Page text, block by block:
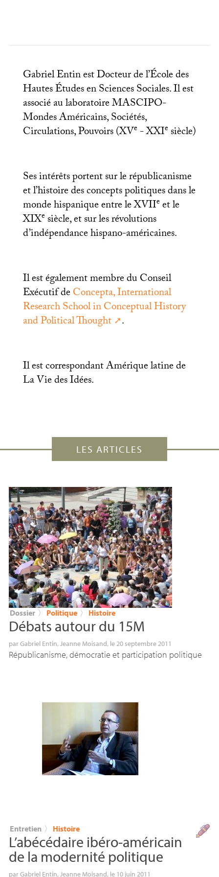
Gabriel Entin est Docteur de l’École des
Hautes Études en Sciences Sociales. Il est
associé au laboratoireMASCIPO-
Mondes Américains, Sociétés,
Circulations, Pouvoirs (XVe-XXIesiècle)
Ses intérêts portent sur le républicanisme
et l’histoire des concepts politiques dans le
monde hispanique entre leXVIIeet le
XIXesiècle, et sur les révolutions
d’indépendance hispano-américaines.
Il est également membre du Conseil
Exécutif deConcepta, International
Research School in Conceptual History
and Political Thought
.
Il est correspondant Amérique latine de
La Vie des Idées.
LES ARTICLES
Dossier 〉 Politique 〉 Histoire
Débats autour du 15M
parGabriel Entin, Jeanne Moisand, le 20 septembre 2011
Républicanisme, démocratie et participation politique
Entretien 〉 Histoire
L’abécédaire ibéro-américain
de la modernité politique
parGabriel Entin, Jeanne Moisand, le 10 juin 2011